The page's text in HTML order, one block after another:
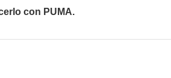
con PUMA.